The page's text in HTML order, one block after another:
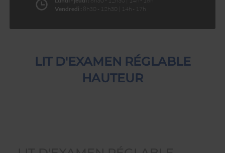
Vendredi : 8h30 - 12h30 | 14h - 17h
LIT D'EXAMEN RÉGLABLE
HAUTEUR